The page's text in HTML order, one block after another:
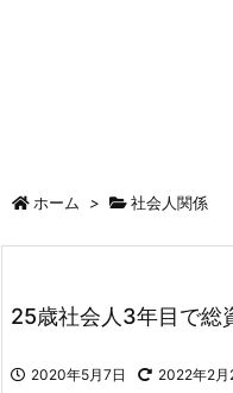
ホーム > 社会人関係
25歳社会人3年目で総
2020年5月7日 2022年2月